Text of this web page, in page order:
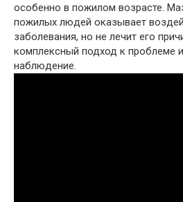
особенно в пожилом возрасте.
пожилых людей оказывает
заболевания, но не лечит его
комплексный подход к проблеме
наблюдение.